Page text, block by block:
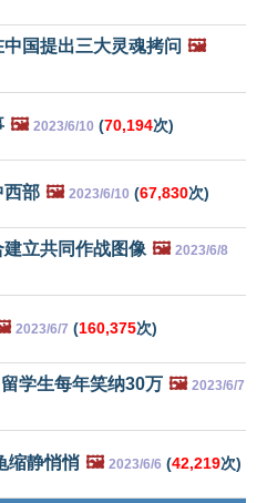
国提出三大灵魂拷问 🖼️
🖼️ 2023/6/10 (70,194次)
西部 🖼️ 2023/6/10 (67,830次)
立共同作战图像 🖼️ 2023/6/8
2023/6/7 (160,375次)
学生每年笑纳30万 🖼️ 2023/6/7
缩静悄悄 🖼️ 2023/6/6 (42,219次)